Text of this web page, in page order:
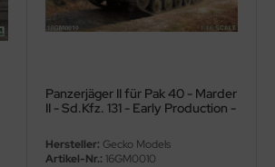
Panzerjäger II für Pak 40 - Marder
II - Sd.Kfz. 131 - Early Production -
Hersteller: Gecko Models
Artikel-Nr.: 16GM0010